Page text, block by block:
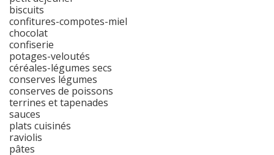
biscuits
confitures-compotes-miel
chocolat
confiserie
potages-veloutés
céréales-légumes secs
conserves légumes
conserves de poissons
terrines et tapenades
sauces
plats cuisinés
raviolis
pâtes